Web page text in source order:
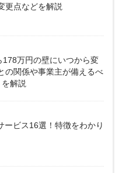
更点などを解説
178万円の壁にいつから変
の関係や事業主が備えるべ
解説
ービス16選！特徴をわかり